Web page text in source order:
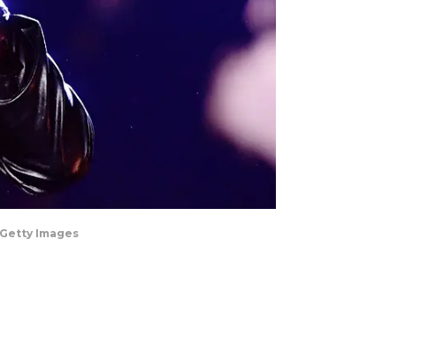
Images